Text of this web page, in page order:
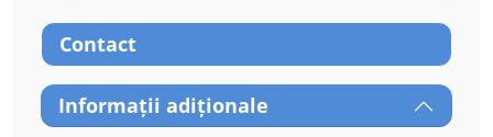
Contact
Informații adiționale